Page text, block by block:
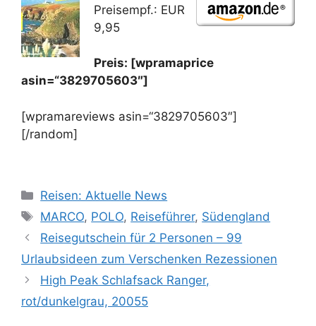
Preisempf.: EUR
9,95
Preis: [wpramaprice
asin=“3829705603″]
[wpramareviews asin=“3829705603″]
[/random]
Kategorien
Reisen: Aktuelle News
Schlagwörter
MARCO, POLO, Reiseführer, Südengland
Reisegutschein für 2 Personen – 99
Urlaubsideen zum Verschenken Rezessionen
High Peak Schlafsack Ranger,
rot/dunkelgrau, 20055